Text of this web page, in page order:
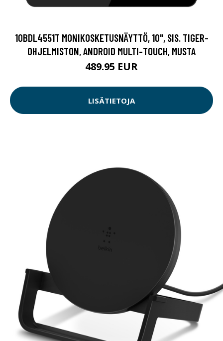
10BDL4551T MONIKOSKETUSNÄYTTÖ, 10", SIS. TIGER-
OHJELMISTON, ANDROID MULTI-TOUCH, MUSTA
489.95 EUR
LISÄTIETOJA